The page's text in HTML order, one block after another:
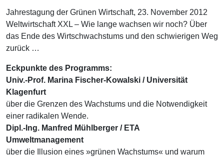
Jahrestagung der Grünen Wirtschaft, 23. November 2012
Weltwirtschaft XXL – Wie lange wachsen wir noch? Über
das Ende des Wirtschwachstums und den schwierigen Weg
zurück …
Eckpunkte des Programms:
Univ.-Prof. Marina Fischer-Kowalski / Universität
Klagenfurt
über die Grenzen des Wachstums und die Notwendigkeit
einer radikalen Wende.
Dipl.-Ing. Manfred Mühlberger / ETA
Umweltmanagement
über die Illusion eines »grünen Wachstums« und warum